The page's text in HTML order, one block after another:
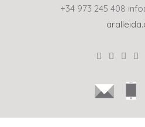
+34 973 245 408